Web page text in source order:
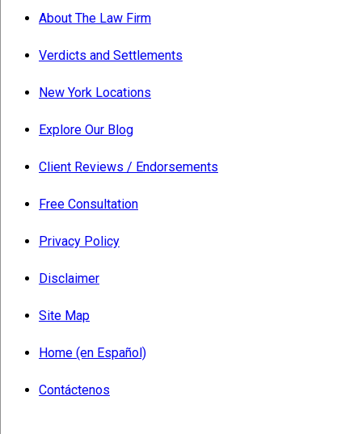
About The Law Firm
Verdicts and Settlements
New York Locations
Explore Our Blog
Client Reviews / Endorsements
Free Consultation
Privacy Policy
Disclaimer
Site Map
Home (en Español)
Contáctenos